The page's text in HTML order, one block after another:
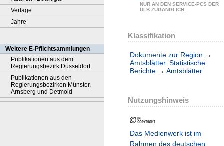
Verlage
Jahre
Weitere E-Pflichtsammlungen
Publikationen aus dem
Regierungsbezirk Düsseldorf
Publikationen aus den
Regierungsbezirken Münster,
Arnsberg und Detmold
NUR AN DEN SERVICE-PCS DER
ULB ZUGÄNGLICH.
Klassifikation
Dokumente zur Region →
Amtsblätter. Statistische
Berichte → Amtsblätter
Nutzungshinweis
Das Medienwerk ist im
Rahmen des deutschen